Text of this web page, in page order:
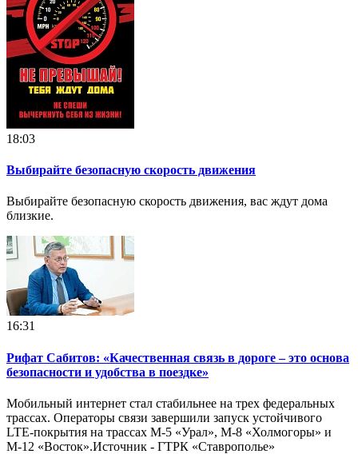
18:03
Выбирайте безопасную скорость движения
Выбирайте безопасную скорость движения, вас ждут дома
близкие.
16:31
Рифат Сабитов: «Качественная связь в дороге – это основа
безопасности и удобства в поездке»
Мобильный интернет стал стабильнее на трех федеральных
трассах. Операторы связи завершили запуск устойчивого
LTE-покрытия на трассах М-5 «Урал», М-8 «Холмогоры» и
М-12 «Восток».Источник - ГТРК «Ставрополье»